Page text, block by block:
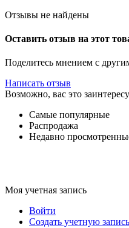
Отзывы не найдены
Оставить отзыв на этот
Поделитесь мнением с
Написать отзыв
Возможно, вас это
Самые популярные
Распродажа
Недавно
Моя учетная запись
Войти
Создать учетную запись